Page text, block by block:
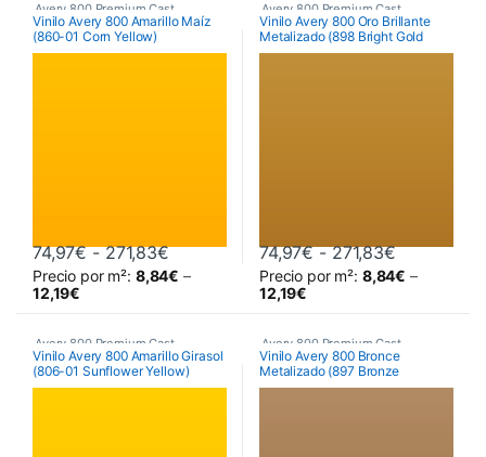
Avery 800 Premium Cast
Vinilo Avery 800 Amarillo Maíz
(860-01 Corn Yellow)
74,97€ - 271,83€Rango de precios: desde 74,97€ hasta
Precio por m²: 8,84€ –
12,19€
Este producto tiene múltiples variantes. Las opciones se
Avery 800 Premium Cast
Vinilo Avery 800 Oro Brillante
Metalizado (898 Bright Gold
Metallic)
74,97€ - 271,83€Rango de
Precio por m²: 8,84€ –
12,19€
Este producto tiene múltiples
Avery 800 Premium Cast
Vinilo Avery 800 Amarillo Girasol
(806-01 Sunflower Yellow)
Avery 800 Premium Cast
Vinilo Avery 800 Bronce
Metalizado (897 Bronze
Metallic)